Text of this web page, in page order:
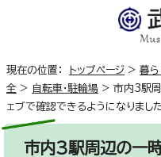
現在の位置： トップページ > 暮ら
全 > 自転車・駐輪場 > 市内3駅
ェブで確認できるようになりまし
市内3駅周辺の一